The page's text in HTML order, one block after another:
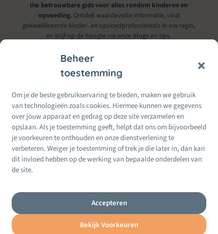
Beheer
toestemming
Om je de beste gebruikservaring te bieden, maken we gebruik
van technologieën zoals cookies. Hiermee kunnen we gegevens
over jouw apparaat en gedrag op deze site verzamelen en
opslaan. Als je toestemming geeft, helpt dat ons om bijvoorbeeld
je voorkeuren te onthouden en onze dienstverlening te
verbeteren. Weiger je toestemming of trek je die later in, dan kan
dit invloed hebben op de werking van bepaalde onderdelen van
de site.
Accepteren
Bekijk Voorkeuren
Uw betrouwbare gids voor alles rondom kinderen en
opvoeding. Ontdek waardevolle informatie, vind
gekwalificeerde kinder- en opvoedprofessionals in uw regio,
en blijf op de hoogte via onze blogs en tips.
Alles voor Moeders
Moeders
per
Regio
Wij doen ons best om betrouwbare informatie te bieden. Bij twijfel
raadpleeg altijd een erkende kinder- of opvoedprofessional.
Recente
berichten24 Feb, 2026
Terug naar werk na zwangerschap: zo maak je de
overgang zachter
Privacybeleid Website Index